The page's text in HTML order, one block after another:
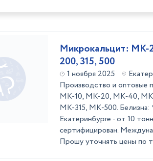
Микрокальцит: МК-
200, 315, 500
1 ноября 2025
Производство и оптовые
МК-10, МК-20, МК-40,
МК-315, МК-500. Белизна:
Екатеринбурге - от 10
сертифицирован.
Прошу уточнять цены по